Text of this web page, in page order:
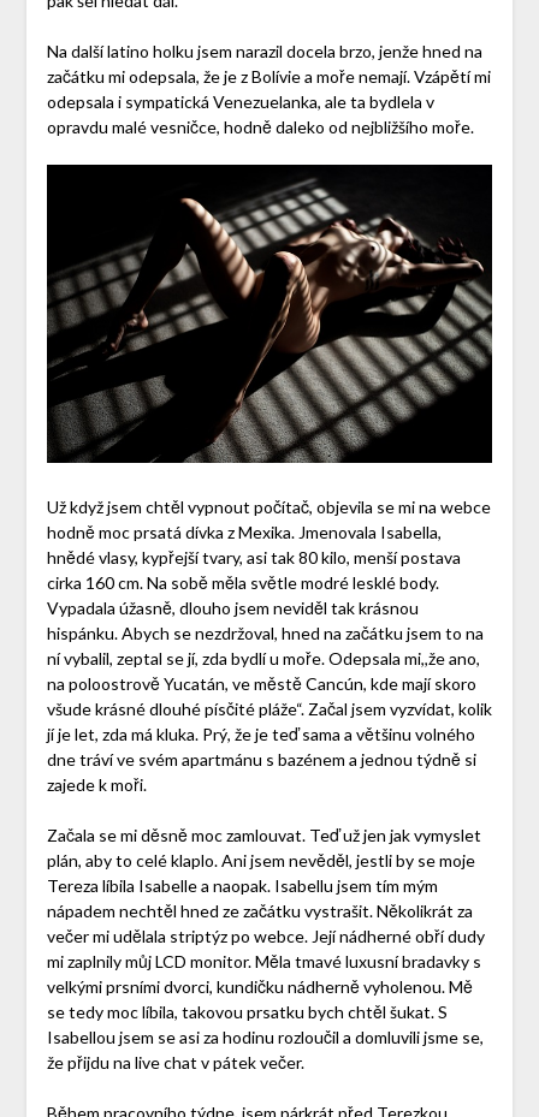
Na další latino holku jsem narazil docela brzo, jenže hned na
začátku mi odepsala, že je z Bolívie a moře nemají. Vzápětí mi
odepsala i sympatická Venezuelanka, ale ta bydlela v
opravdu malé vesničce, hodně daleko od nejbližšího moře.
Už když jsem chtěl vypnout počítač, objevila se mi na webce
hodně moc prsatá dívka z Mexika. Jmenovala Isabella,
hnědé vlasy, kypřejší tvary, asi tak 80 kilo, menší postava
cirka 160 cm. Na sobě měla světle modré lesklé body.
Vypadala úžasně, dlouho jsem neviděl tak krásnou
hispánku. Abych se nezdržoval, hned na začátku jsem to na
ní vybalil, zeptal se jí, zda bydlí u moře. Odepsala mi,,že ano,
na poloostrově Yucatán, ve městě Cancún, kde mají skoro
všude krásné dlouhé písčité pláže“. Začal jsem vyzvídat, kolik
jí je let, zda má kluka. Prý, že je teď sama a většinu volného
dne tráví ve svém apartmánu s bazénem a jednou týdně si
zajede k moři.
Začala se mi děsně moc zamlouvat. Teď už jen jak vymyslet
plán, aby to celé klaplo. Ani jsem nevěděl, jestli by se moje
Tereza líbila Isabelle a naopak. Isabellu jsem tím mým
nápadem nechtěl hned ze začátku vystrašit. Několikrát za
večer mi udělala striptýz po webce. Její nádherné obří dudy
mi zaplnily můj LCD monitor. Měla tmavé luxusní bradavky s
velkými prsními dvorci, kundičku nádherně vyholenou. Mě
se tedy moc líbila, takovou prsatku bych chtěl šukat. S
Isabellou jsem se asi za hodinu rozloučil a domluvili jsme se,
že přijdu na live chat v pátek večer.
Během pracovního týdne, jsem párkrát před Terezkou